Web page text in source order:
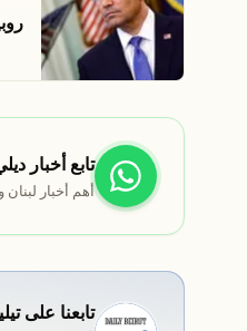
تابع أخبار
أهم أخبار لبنان
تابعنا على